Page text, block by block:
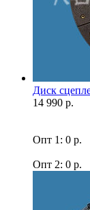
Диск
14 990 р.
Опт 1: 0 р.
Опт 2: 0 р.